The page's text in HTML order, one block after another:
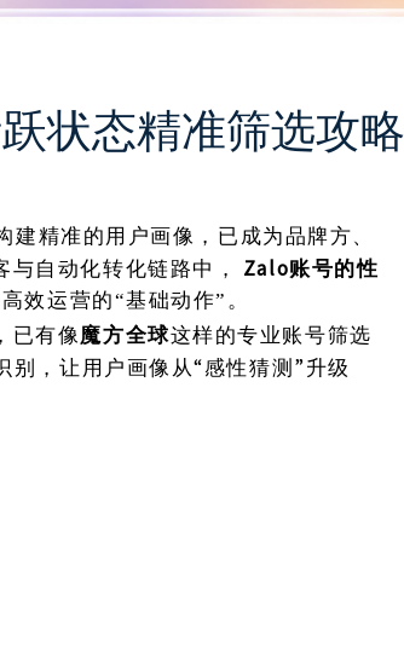
状态精准筛选攻略
精准的用户画像，已成为品牌方、
自动化转化链路中， Zalo账号的性
效运营的“基础动作”。
已有像魔方全球这样的专业账号筛选
，让用户画像从“感性猜测”升级